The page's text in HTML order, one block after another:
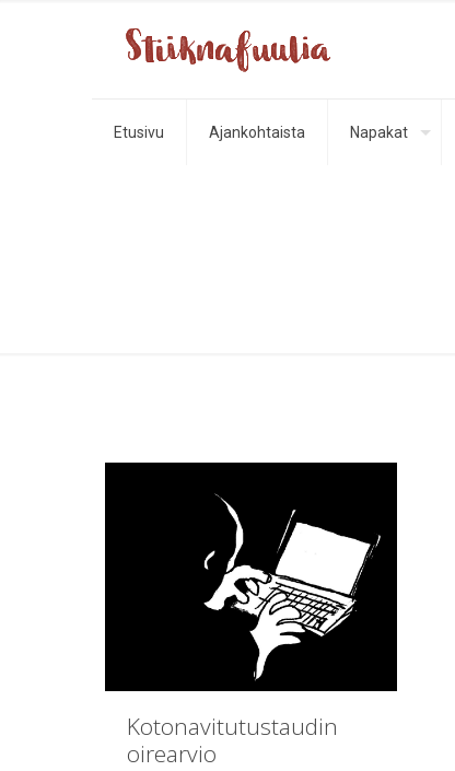
Etusivu Ajankohtaista Napakat
Kotonavitutustaudin
oirearvio